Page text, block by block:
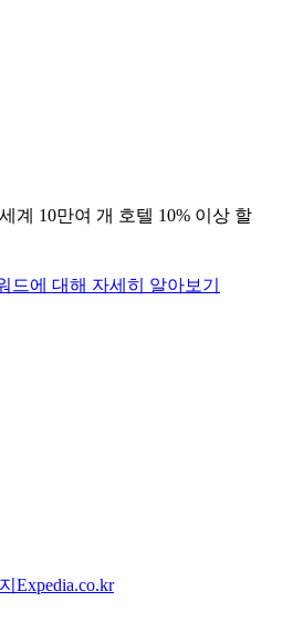
계 10만여 개 호텔 10% 이상 할
드에 대해 자세히 알아보기
Expedia.co.kr